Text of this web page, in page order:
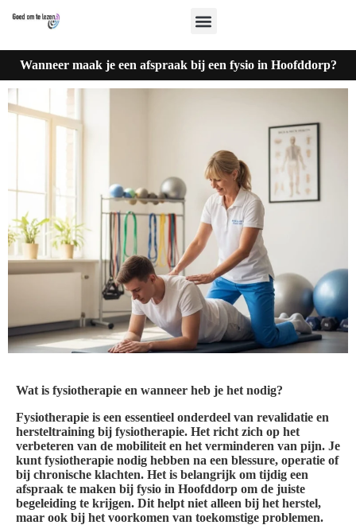
Wanneer maak je een afspraak bij een fysio in Hoofddorp?
Wat is fysiotherapie en wanneer heb je het nodig?
Fysiotherapie is een essentieel onderdeel van revalidatie en
hersteltraining bij fysiotherapie. Het richt zich op het
verbeteren van de mobiliteit en het verminderen van pijn. Je
kunt fysiotherapie nodig hebben na een blessure, operatie of
bij chronische klachten. Het is belangrijk om tijdig een
afspraak te maken bij fysio in Hoofddorp om de juiste
begeleiding te krijgen. Dit helpt niet alleen bij het herstel,
maar ook bij het voorkomen van toekomstige problemen.